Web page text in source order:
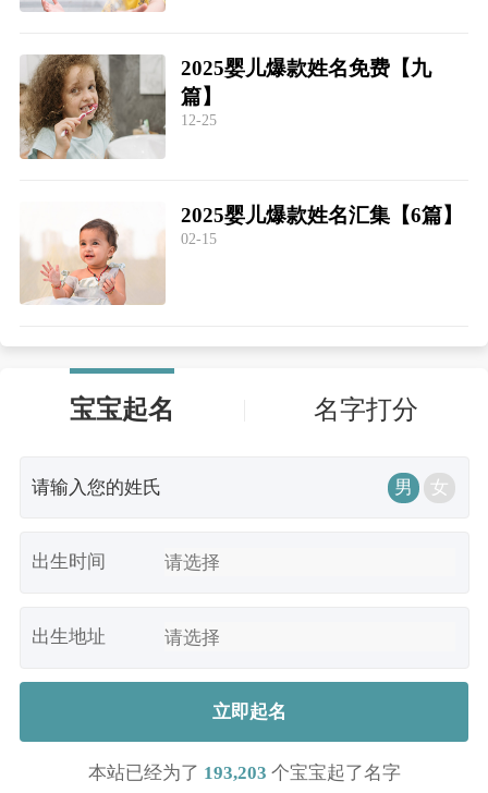
2025婴儿爆款姓名免费【九
篇】
12-25
2025婴儿爆款姓名汇集【6篇】
02-15
宝宝起名 名字打分
男 女
出生时间
出生地址
立即起名
本站已经为了 193,203 个宝宝起了名字